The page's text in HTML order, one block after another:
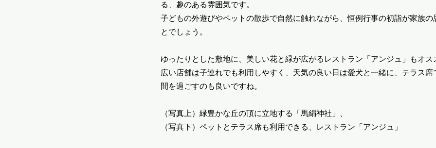
る、趣のある雰囲気です。
子どもの外遊びやペットの散歩で自然に触れながら、恒例行事の初詣が家族の
とでしょう。
ゆったりとした敷地に、美しい花と緑が広がるレストラン「アンジュ」もオス
広い店舗は子連れでも利用しやすく、天気の良い日は愛犬と一緒に、テラス席
間を過ごすのも良いですね。
（写真上）緑豊かな丘の頂に立地する「馬絹神社」、
（写真下）ペットとテラス席も利用できる、レストラン「アンジュ」